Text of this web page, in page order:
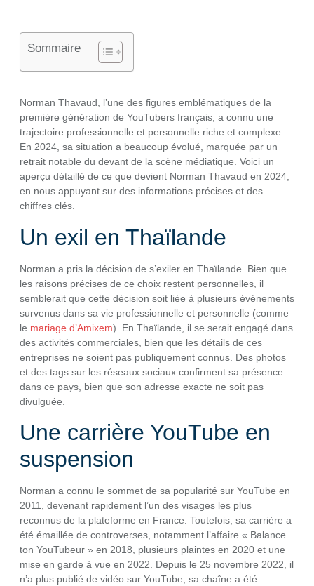
Sommaire
Norman Thavaud, l’une des figures emblématiques de la
première génération de YouTubers français, a connu une
trajectoire professionnelle et personnelle riche et complexe.
En 2024, sa situation a beaucoup évolué, marquée par un
retrait notable du devant de la scène médiatique. Voici un
aperçu détaillé de ce que devient Norman Thavaud en 2024,
en nous appuyant sur des informations précises et des
chiffres clés.
Un exil en Thaïlande
Norman a pris la décision de s’exiler en Thaïlande. Bien que
les raisons précises de ce choix restent personnelles, il
semblerait que cette décision soit liée à plusieurs événements
survenus dans sa vie professionnelle et personnelle (comme
le mariage d’Amixem). En Thaïlande, il se serait engagé dans
des activités commerciales, bien que les détails de ces
entreprises ne soient pas publiquement connus. Des photos
et des tags sur les réseaux sociaux confirment sa présence
dans ce pays, bien que son adresse exacte ne soit pas
divulguée.
Une carrière YouTube en
suspension
Norman a connu le sommet de sa popularité sur YouTube en
2011, devenant rapidement l’un des visages les plus
reconnus de la plateforme en France. Toutefois, sa carrière a
été émaillée de controverses, notamment l’affaire « Balance
ton YouTubeur » en 2018, plusieurs plaintes en 2020 et une
mise en garde à vue en 2022. Depuis le 25 novembre 2022, il
n’a plus publié de vidéo sur YouTube, sa chaîne a été